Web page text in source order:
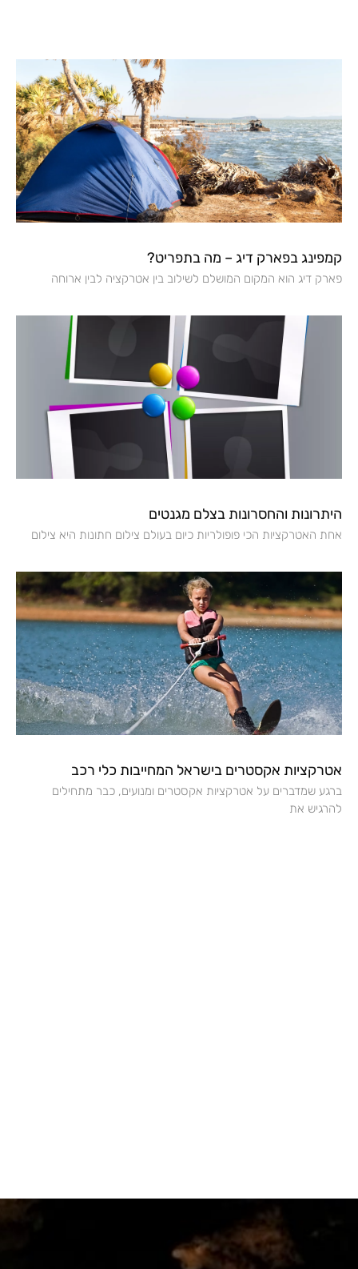
קמפינג בפארק דיג – מה בתפריט?
פארק דיג הוא המקום המושלם לשילוב בין אטרקציה לבין ארוחה
היתרונות והחסרונות בצלם מגנטים
אחת האטרקציות הכי פופולריות כיום בעולם צילום חתונות היא צילום
אטרקציות אקסטרים בישראל המחייבות כלי רכב
ברגע שמדברים על אטרקציות אקסטרים ומנועים, כבר מתחילים
להרגיש את